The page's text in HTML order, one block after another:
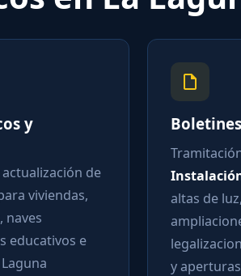
y
de
viviendas,
educativos e
Instalación
altas de
y aperturas